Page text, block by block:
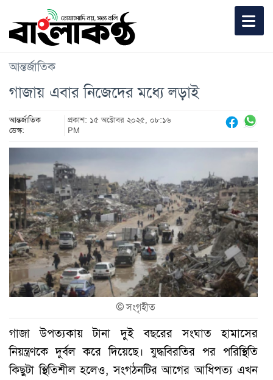
আন্তর্জাতিক
গাজায় এবার নিজেদের মধ্যে লড়াই
আন্তর্জাতিক
ডেস্ক:
প্রকাশ: ১৫ অক্টোবর ২০২৫, ০৮:১৬
PM
©সংগৃহীত
গাজা উপত্যকায় টানা দুই বছরের সংঘাত হামাসের
নিয়ন্ত্রণকে দুর্বল করে দিয়েছে। যুদ্ধবিরতির পর পরিস্থিতি
কিছুটা স্থিতিশীল হলেও, সংগঠনটির আগের আধিপত্য এখন